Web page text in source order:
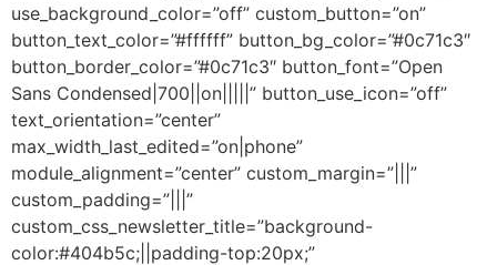
use_background_color=”off” custom_button=”on”
button_text_color=”#ffffff” button_bg_color=”#0c71c3″
button_border_color=”#0c71c3″ button_font=”Open
Sans Condensed|700||on|||||” button_use_icon=”off”
text_orientation=”center”
max_width_last_edited=”on|phone”
module_alignment=”center” custom_margin=”|||”
custom_padding=”|||”
custom_css_newsletter_title=”background-
color:#404b5c;||padding-top:20px;”